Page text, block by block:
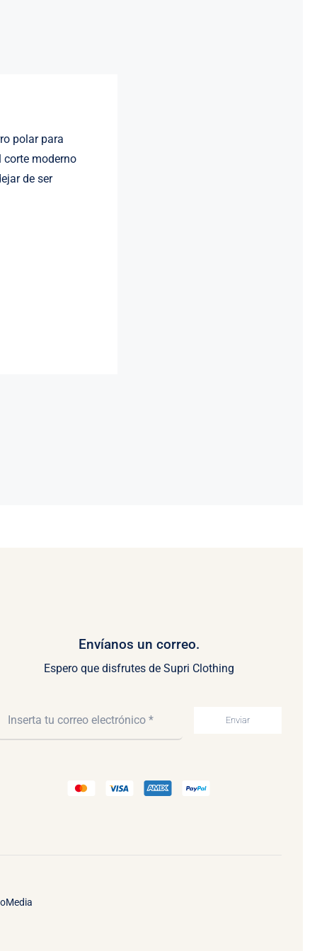
polar para
corte moderno
de ser
Envíanos un correo.
Espero que disfrutes de Supri Clothing
Enviar